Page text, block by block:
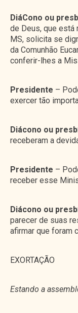
DiáCono ou
de Deus, que está
MS, solicita se
da Comunhão
conferir-lhes a
Presidente –
exercer tão
Diácono ou
receberam a
Presidente –
receber esse
Diácono ou
parecer de suas
afirmar que foram
EXORTAÇÃO
Estando a